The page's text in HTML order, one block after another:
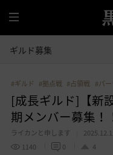
全
体
ギルド募集
#ギルド #拠点戦 #占領戦 #パー
[成長ギルド]【新
期メンバー募集！
ライカンと申します
1140
0 4